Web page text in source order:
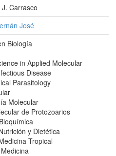
Carrasco
José
Biología
in Applied Molecular
Disease
Parasitology
Molecular
de Protozoarios
y Dietética
Tropical